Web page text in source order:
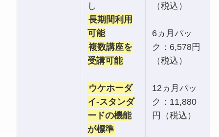
し
長期間利用
可能
複数講座を
受講可能
ウケホーダ
イ-スタンダ
ードの機能
が標準
（税込）
6ヵ月パッ
ク：6,578円
（税込）
12ヵ月パッ
ク：11,880
円（税込）